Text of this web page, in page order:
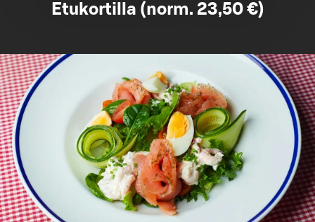
Etukortilla (norm. 23,50 €)